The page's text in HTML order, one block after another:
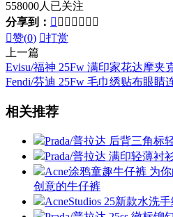
558000人已关注
分享到：       
赞(0) 打赏
上一篇
Evisu/福神 25Fw 满印家花达摩夹
Fendi/芬迪 25Fw 毛巾绣贴布眼睛
相关推荐
Prada/普拉达 后背三角标
Prada/普拉达 满印轻薄衬
Acne涂鸦童趣牛仔裤 为
创意的牛仔裤
AcneStudios 25新款水洗